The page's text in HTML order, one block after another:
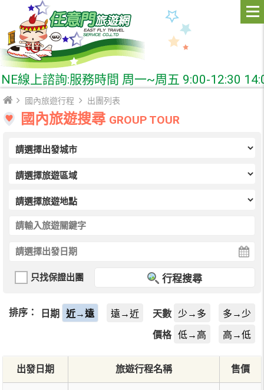
線上諮詢:服務時間 周一~周五 9:00-12:30
國內旅遊行程 出團列表
國內旅遊搜尋 GROUP TOUR
只找保證出團 行程搜尋
排序： 日期 近→遠 遠→近 天數 少→多
多→少
價格 低→高 高→低
出發日期 旅遊行程名稱 售價